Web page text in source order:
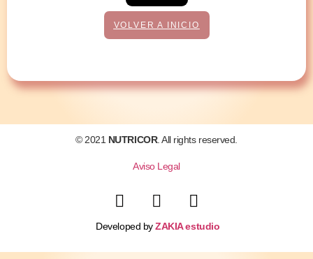
VOLVER A INICIO
© 2021 NUTRICOR. All rights reserved.
Aviso Legal
Developed byZAKIA estudio